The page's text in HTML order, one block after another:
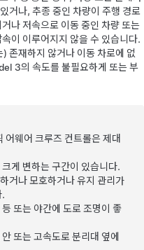
거나, 추종 중인 차량이 주행 경로
나 저속으로 이동 중인 차량 또는
이 이루어지지 않을 수 있습니다.
) 존재하지 않거나 이동 차로에 없
3의 속도를 불필요하게 또는 부
어웨어 크루즈 컨트롤은 제대
게 변하는 구간이 있습니다.
거나 모호하거나 유지 관리가
.
또는 야간에 도로 조명이 좋
또는 고속도로 분리대 옆에